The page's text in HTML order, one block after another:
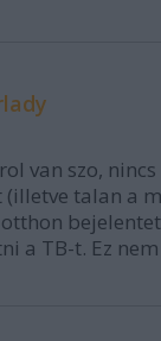
van szo,
(illetve talan a
a TB-t. Ez